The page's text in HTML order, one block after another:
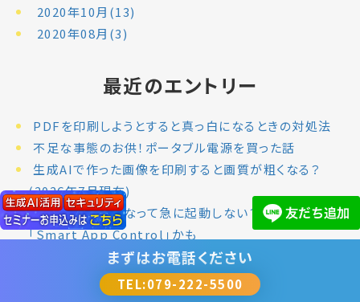
まずはお電話ください
TEL:079-222-5500
2020年10月(13)
2020年08月(3)
最近のエントリー
PDFを印刷しようとすると真っ白になるときの対処法
不足な事態のお供！ポータブル電源を買った話
生成AIで作った画像を印刷すると画質が粗くなる？
(2026年7月現在)
Windows 11になって急に起動しない？意外な原因は
「Smart App Control」かも
夏場はPCが壊れやすい？知っておきたい「熱」とパソコ